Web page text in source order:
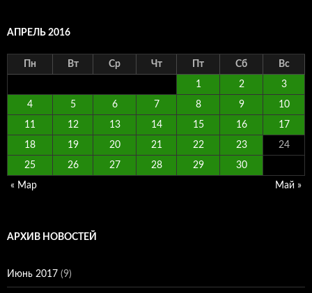
АПРЕЛЬ 2016
Пн Вт Ср Чт Пт Сб Вс
1 2 3
4 5 6 7 8 9 10
11 12 13 14 15 16 17
18 19 20 21 22 23 24
25 26 27 28 29 30
« Мар Май »
АРХИВ НОВОСТЕЙ
Июнь 2017 (9)